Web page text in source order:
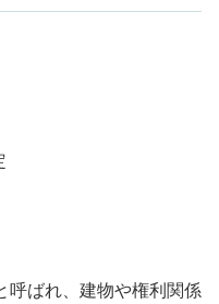
呼ばれ、建物や権利関係